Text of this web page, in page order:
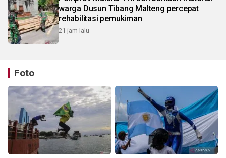
warga Dusun Tibang Malteng percepat
rehabilitasi pemukiman
21 jam lalu
Foto